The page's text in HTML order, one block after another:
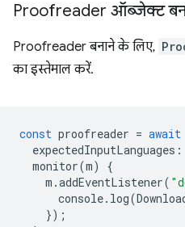
Proofreader ऑब्जेक्ट
Proofreader बनाने के लिए,
का इस्तेमाल करें.
const proofreader = await
expectedInputLanguages :
monitor(m)
{
m .addEventListener(
console. log(
});